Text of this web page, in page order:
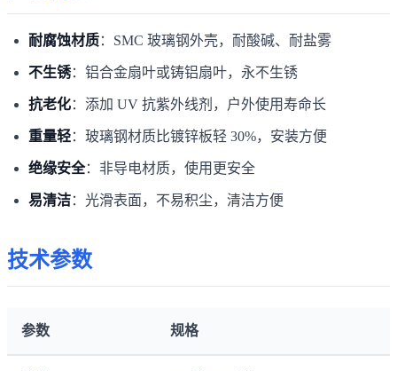
耐腐蚀材质：SMC 玻璃钢外壳，耐酸碱、耐盐雾
不生锈：铝合金扇叶或铸铝扇叶，永不生锈
抗老化：添加 UV 抗紫外线剂，户外使用寿命长
重量轻：玻璃钢材质比镀锌板轻 30%，安装方便
绝缘安全：非导电材质，使用更安全
易清洁：光滑表面，不易积尘，清洁方便
技术参数
参数 规格